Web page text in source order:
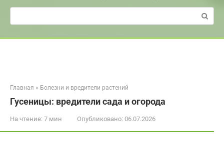
Поиск:
Главная » Болезни и вредители растений
Гусеницы: вредители сада и огорода
На чтение: 7 мин Опубликовано: 06.07.2026